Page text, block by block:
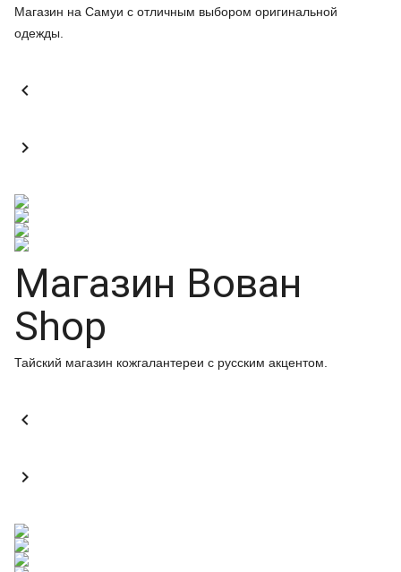
Магазин на Самуи с отличным выбором оригинальной
одежды.


Магазин Вован
Shop
Тайский магазин кожгалантереи с русским акцентом.

